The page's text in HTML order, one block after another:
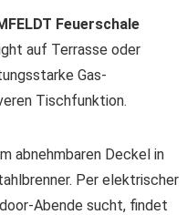
Feuerschale
auf Terrasse oder
Gas-
Tischfunktion.
abnehmbaren Deckel in
Per elektrischer
Abende sucht, findet